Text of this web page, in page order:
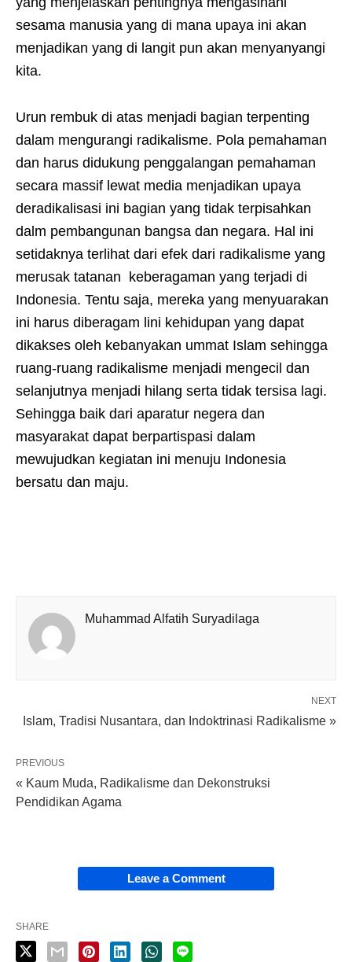
sesama manusia yang di mana upaya ini akan
menjadikan yang di langit pun akan menyanyangi
kita.
Urun rembuk di atas menjadi bagian terpenting
dalam mengurangi radikalisme. Pola pemahaman
dan harus didukung penggalangan pemahaman
secara massif lewat media menjadikan upaya
deradikalisasi ini bagian yang tidak terpisahkan
dalm pembangunan bangsa dan negara. Hal ini
setidaknya terlihat dari efek dari radikalisme yang
merusak tatanan keberagaman yang terjadi di
Indonesia. Tentu saja, mereka yang menyuarakan
ini harus diberagam lini kehidupan yang dapat
dikakses oleh kebanyakan ummat Islam sehingga
ruang-ruang radikalisme menjadi mengecil dan
selanjutnya menjadi hilang serta tidak tersisa lagi.
Sehingga baik dari aparatur negera dan
masyarakat dapat berpartispasi dalam
mewujudkan kegiatan ini menuju Indonesia
bersatu dan maju.
Muhammad Alfatih Suryadilaga
NEXT
Islam, Tradisi Nusantara, dan Indoktrinasi Radikalisme »
PREVIOUS
« Kaum Muda, Radikalisme dan Dekonstruksi
Pendidikan Agama
Leave a Comment
SHARE